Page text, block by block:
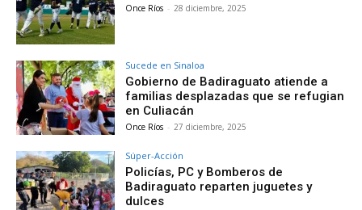
Once Ríos - 28 diciembre, 2025
Sucede en Sinaloa
Gobierno de Badiraguato atiende a
familias desplazadas que se refugian
en Culiacán
Once Ríos - 27 diciembre, 2025
Súper-Acción
Policías, PC y Bomberos de
Badiraguato reparten juguetes y
dulces